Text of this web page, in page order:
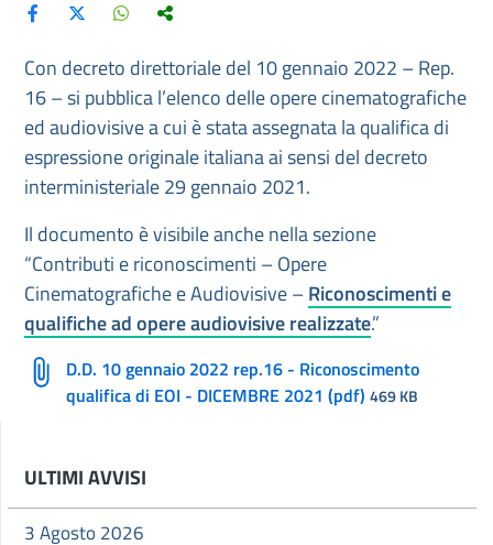
Con decreto direttoriale del 10 gennaio 2022 – Rep.
16 – si pubblica l’elenco delle opere cinematografiche
ed audiovisive a cui è stata assegnata la qualifica di
espressione originale italiana ai sensi del decreto
interministeriale 29 gennaio 2021.
Il documento è visibile anche nella sezione
“Contributi e riconoscimenti – Opere
Cinematografiche e Audiovisive –Riconoscimenti e
qualifiche ad opere audiovisive realizzate.”
D.D. 10 gennaio 2022 rep.16 - Riconoscimento
qualifica di EOI - DICEMBRE 2021 (pdf) 469 KB
ULTIMI AVVISI
3 Agosto 2026